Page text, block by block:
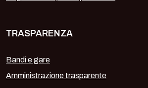
TRASPARENZA
Bandi e gare
Amministrazione trasparente